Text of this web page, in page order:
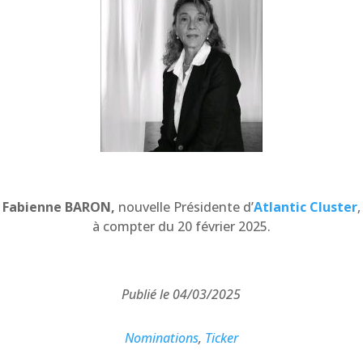
Fabienne BARON, nouvelle Présidente d’Atlantic Cluster,
à compter du 20 février 2025.
Publié le 04/03/2025
Nominations, Ticker